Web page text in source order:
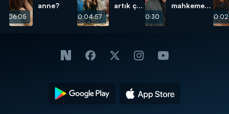
anne?
00:04:57
artık çok
00:10:30
mahkemede